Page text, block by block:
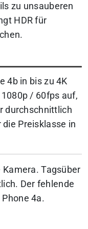
zu unsauberen
HDR für
4b in bis zu 4K
/ 60fps auf,
durchschnittlich
Preisklasse in
Tagsüber
Der fehlende
4a.